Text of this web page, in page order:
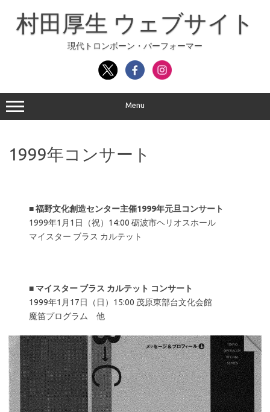
村田厚生 ウェブサイト
現代トロンボーン・パーフォーマー
Menu
1999年コンサート
■福野文化創造センター主催1999年元旦コンサート
1999年1月1日（祝）14:00 砺波市ヘリオスホール
マイスター ブラス カルテット
■ マイスター ブラス カルテット コンサート
1999年1月17日（日）15:00 茂原東部台文化会館
魔笛プログラム 他